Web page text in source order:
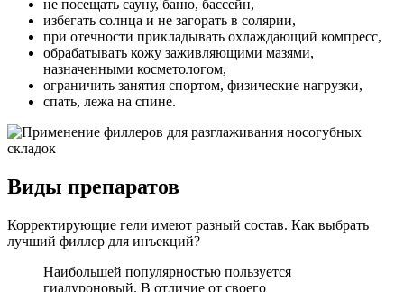
не посещать сауну, баню, бассейн,
избегать солнца и не загорать в солярии,
при отечности прикладывать охлаждающий компресс,
обрабатывать кожу заживляющими мазями,
назначенными косметологом,
ограничить занятия спортом, физические нагрузки,
спать, лежа на спине.
Виды препаратов
Корректирующие гели имеют разный состав. Как выбрать
лучший филлер для инъекций?
Наибольшей популярностью пользуется
гиалуроновый. В отличие от своего